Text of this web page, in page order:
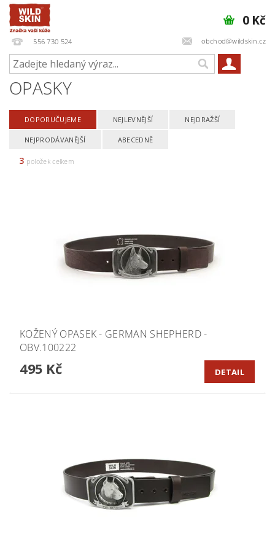
556 730 524 obchod@wildskin.cz
0 Kč
OPASKY
DOPORUČUJEME NEJLEVNĚJŠÍ NEJDRAŽŠÍ
NEJPRODÁVANĚJŠÍ ABECEDNĚ
3 položek celkem
KOŽENÝ OPASEK - GERMAN SHEPHERD -
OBV.100222
495 Kč DETAIL